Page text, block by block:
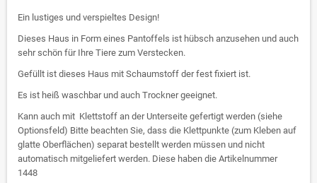
Ein lustiges und verspieltes Design!
Dieses Haus in Form eines Pantoffels ist hübsch anzusehen und auch
sehr schön für Ihre Tiere zum Verstecken.
Gefüllt ist dieses Haus mit Schaumstoff der fest fixiert ist.
Es ist heiß waschbar und auch Trockner geeignet.
Kann auch mit Klettstoff an der Unterseite gefertigt werden (siehe
Optionsfeld) Bitte beachten Sie, dass die Klettpunkte (zum Kleben auf
glatte Oberflächen) separat bestellt werden müssen und nicht
automatisch mitgeliefert werden. Diese haben die Artikelnummer
1448